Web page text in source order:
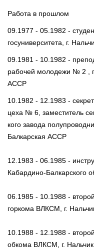
Работа в прошлом
09.1977 - 05.1982 -
госуниверситета, г.
09.1981 - 10.1982 -
рабочей молодежи № 2 ,
АССР
10.1982 - 12.1983 -
цеха № 6, заместитель
кого завода
Балкарская АССР
12.1983 - 06.1985 -
Кабардино-Балкарского
06.1985 - 10.1988 -
горкома ВЛКСМ, г.
10.1988 - 12.1988 -
обкома ВЛКСМ, г. Нальчик